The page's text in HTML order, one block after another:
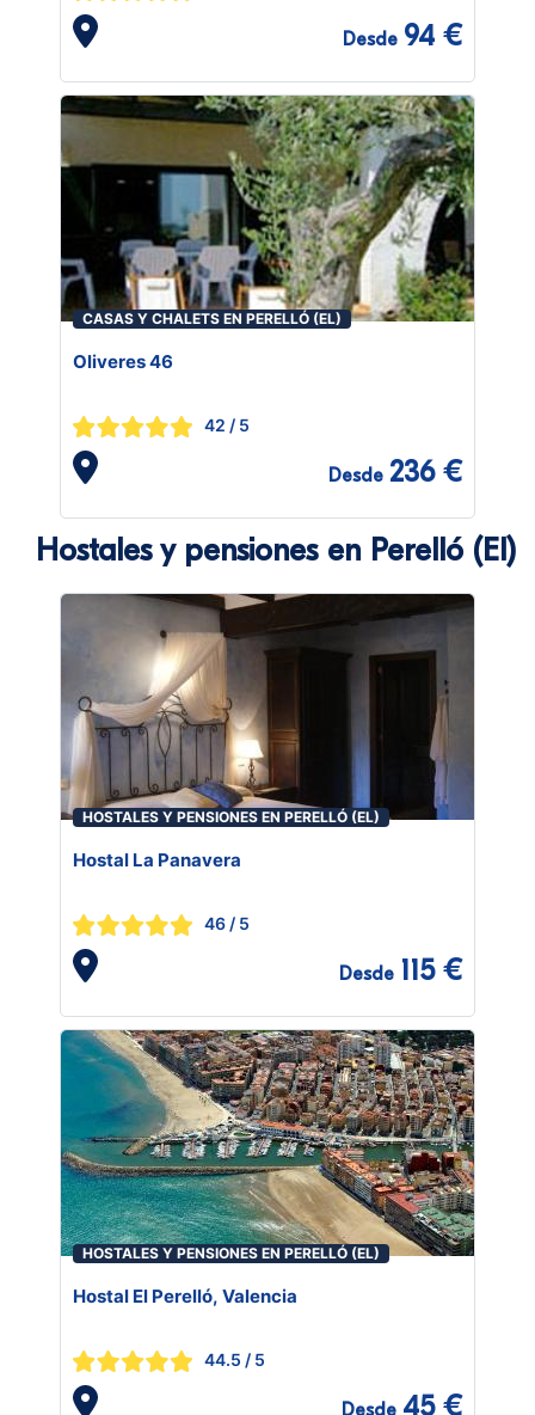
Desde 94 €
CASAS Y CHALETS EN PERELLÓ (EL)
Oliveres 46
42 / 5
Desde 236 €
Hostales y pensiones en Perelló (El)
HOSTALES Y PENSIONES EN PERELLÓ (EL)
Hostal La Panavera
46 / 5
Desde 115 €
HOSTALES Y PENSIONES EN PERELLÓ (EL)
Hostal El Perelló, Valencia
44.5 / 5
Desde 45 €